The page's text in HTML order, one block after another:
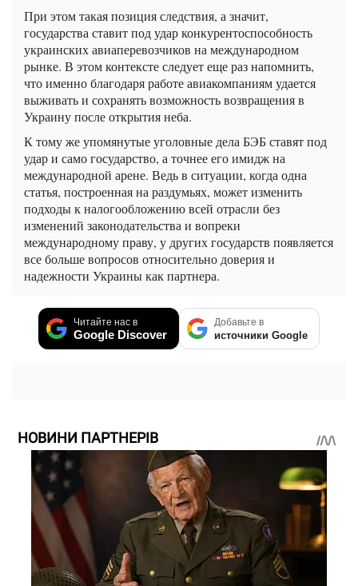
При этом такая позиция следствия, а значит,
государства ставит под удар конкурентоспособность
украинских авиаперевозчиков на международном
рынке. В этом контексте следует еще раз напомнить,
что именно благодаря работе авиакомпаниям удается
выживать и сохранять возможность возвращения в
Украину после открытия неба.
К тому же упомянутые уголовные дела БЭБ ставят под
удар и само государство, а точнее его имидж на
международной арене. Ведь в ситуации, когда одна
статья, построенная на раздумьях, может изменить
подходы к налогообложению всей отрасли без
изменений законодательства и вопреки
международному праву, у других государств появляется
все больше вопросов относительно доверия и
надежности Украины как партнера.
Читайте нас в
Google Discover
Добавьте в
источники Google
НОВИНИ ПАРТНЕРІВ